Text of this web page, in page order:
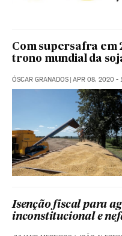
Com supersafra em
trono mundial da
ÓSCAR GRANADOS | APR 08, 2020 -
Isenção fiscal para
inconstitucional e